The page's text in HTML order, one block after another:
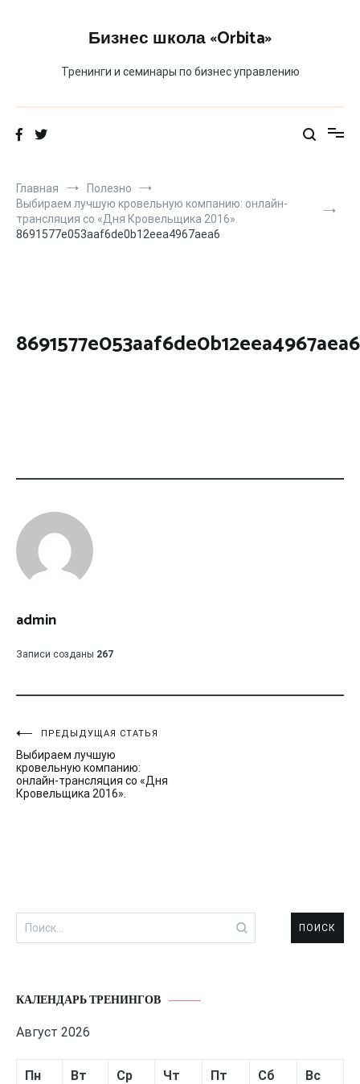
Бизнес школа «Orbita»
Тренинги и семинары по бизнес управлению
Главная
Полезно
Выбираем лучшую кровельную компанию: онлайн-
трансляция со «Дня Кровельщика 2016».
8691577e053aaf6de0b12eea4967aea6
8691577e053aaf6de0b12eea4967aea6
admin
Записи созданы 267
Навигация
по
записям
ПРЕДЫДУЩАЯ СТАТЬЯ
Выбираем лучшую
кровельную компанию:
онлайн-трансляция со «Дня
Кровельщика 2016».
Найти:
КАЛЕНДАРЬ ТРЕНИНГОВ
Август 2026
Пн Вт Ср Чт Пт Сб Вс